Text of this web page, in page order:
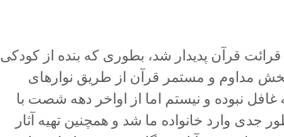
قرآن پدیدار شد، بطوری که بنده از کودکی
مداوم و مستمر قرآن از طریق نوارهای
غافل نبوده و نیستم اما از اواخر دهه شصت با
جدی وارد خانواده ما شد و همچنین تهیه آثار